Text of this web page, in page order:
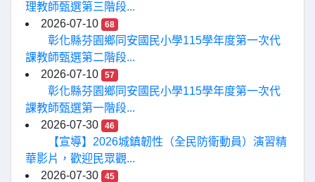
理教師甄選第三階段...
2026-07-10
68
彰化縣芬園鄉同安國民小學115學年度第一次代
課教師甄選第二階段...
2026-07-10
57
彰化縣芬園鄉同安國民小學115學年度第一次代
課教師甄選第一階段...
2026-07-30
46
【宣導】2026城鎮韌性（全民防衛動員）演習精
華影片，歡迎民眾觀...
2026-07-30
45